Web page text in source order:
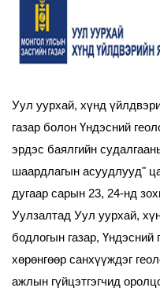
Уул уурхай, хүнд
газар болон Үндэсний
эрдэс баялгийн
шаардлагын асуудлууд"
дугаар сарын 23, 24-нд
Уулзалтад Уул уурхай,
бодлогын газар, Үндэсний
хөрөнгөөр санхүүждэг
ажлын гүйцэтгэгчид